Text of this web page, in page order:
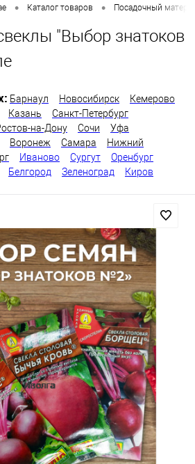
• Каталог товаров • Посадочный
"Выбор знатоков
Барнаул Новосибирск
Кемерово
Казань
Санкт-Петербург
на-Дону Сочи
Уфа
Воронеж Самара
Нижний
Иваново Сургут
Оренбург
Белгород Зеленоград
Киров